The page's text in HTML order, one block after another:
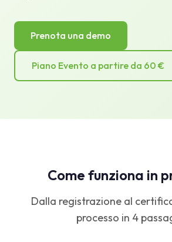
Prenota una demo
Piano Evento a partire da 60 €
Come funziona in
Dalla registrazione al
processo in 4